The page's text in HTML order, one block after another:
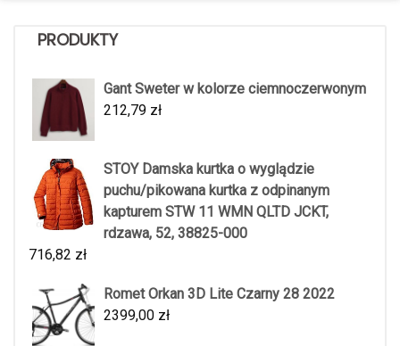
PRODUKTY
Gant Sweter w kolorze ciemnoczerwonym
212,79 zł
STOY Damska kurtka o wyglądzie
puchu/pikowana kurtka z odpinanym
kapturem STW 11 WMN QLTD JCKT,
rdzawa, 52, 38825-000
716,82 zł
Romet Orkan 3D Lite Czarny 28 2022
2399,00 zł